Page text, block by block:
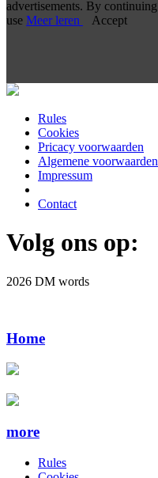
advertisements. By
use Meer leren Accept
Rules
Cookies
Pricacy voorwaarden
Algemene voorwaarden
Impressum
Contact
Volg ons op:
2026 DM words
Home
more
Rules